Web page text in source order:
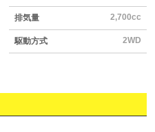
排気量 2,700cc
駆動方式 2WD